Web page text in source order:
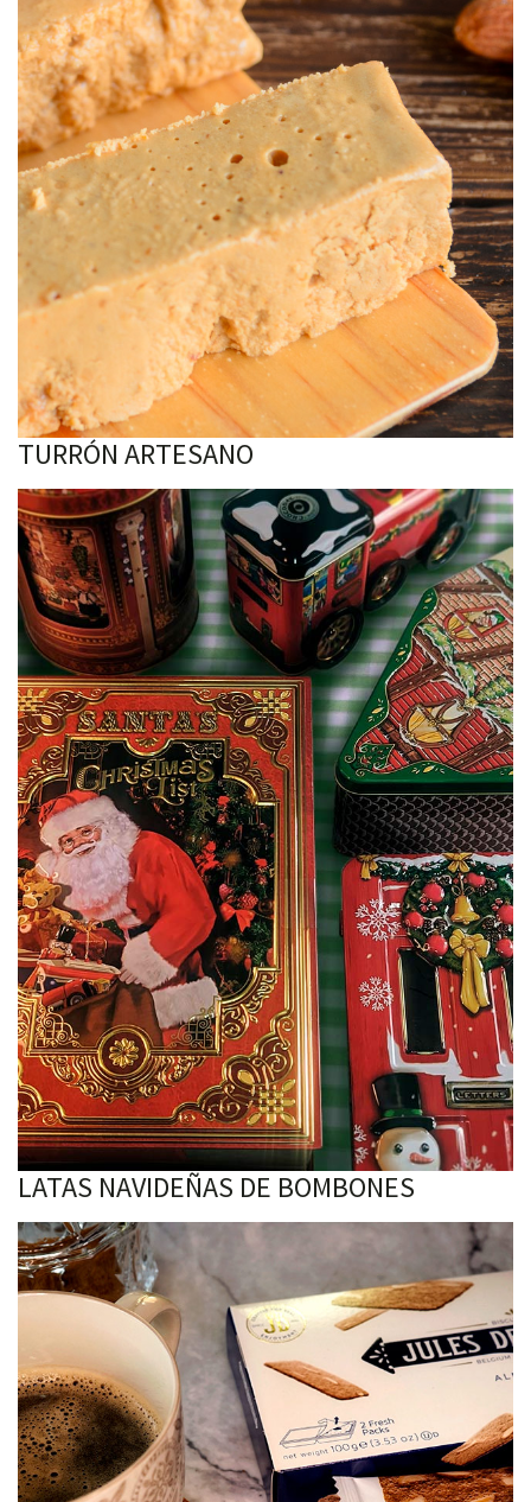
TURRÓN ARTESANO
LATAS NAVIDEÑAS DE BOMBONES